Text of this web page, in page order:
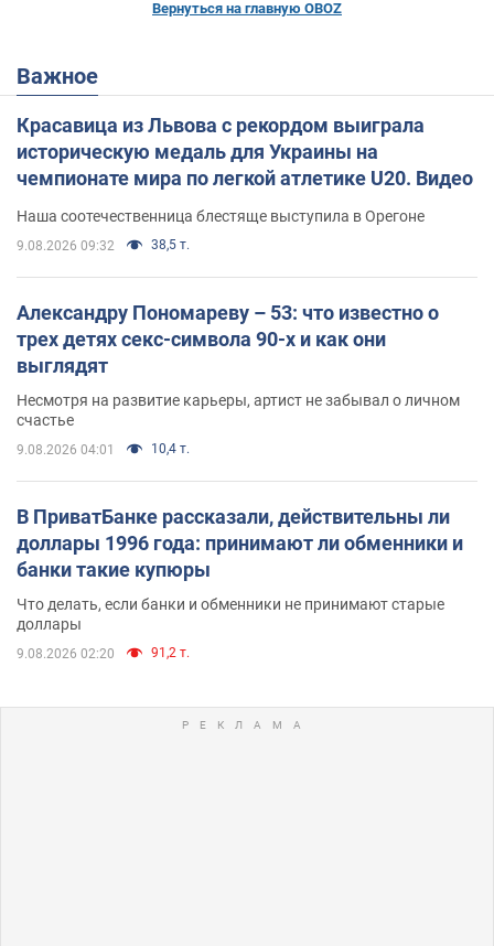
Вернуться на главную OBOZ
Важное
Красавица из Львова с рекордом выиграла
историческую медаль для Украины на
чемпионате мира по легкой атлетике U20. Видео
Наша соотечественница блестяще выступила в Орегоне
9.08.2026 09:32 38,5 т.
Александру Пономареву – 53: что известно о
трех детях секс-символа 90-х и как они
выглядят
Несмотря на развитие карьеры, артист не забывал о личном
счастье
9.08.2026 04:01 10,4 т.
В ПриватБанке рассказали, действительны ли
доллары 1996 года: принимают ли обменники и
банки такие купюры
Что делать, если банки и обменники не принимают старые
доллары
9.08.2026 02:20 91,2 т.